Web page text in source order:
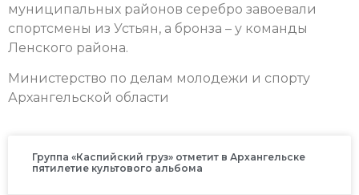
муниципальных районов серебро завоевали
спортсмены из Устьян, а бронза – у команды
Ленского района.
Министерство по делам молодежи и спорту
Архангельской области
Группа «Каспийский груз» отметит в Архангельске
пятилетие культового альбома